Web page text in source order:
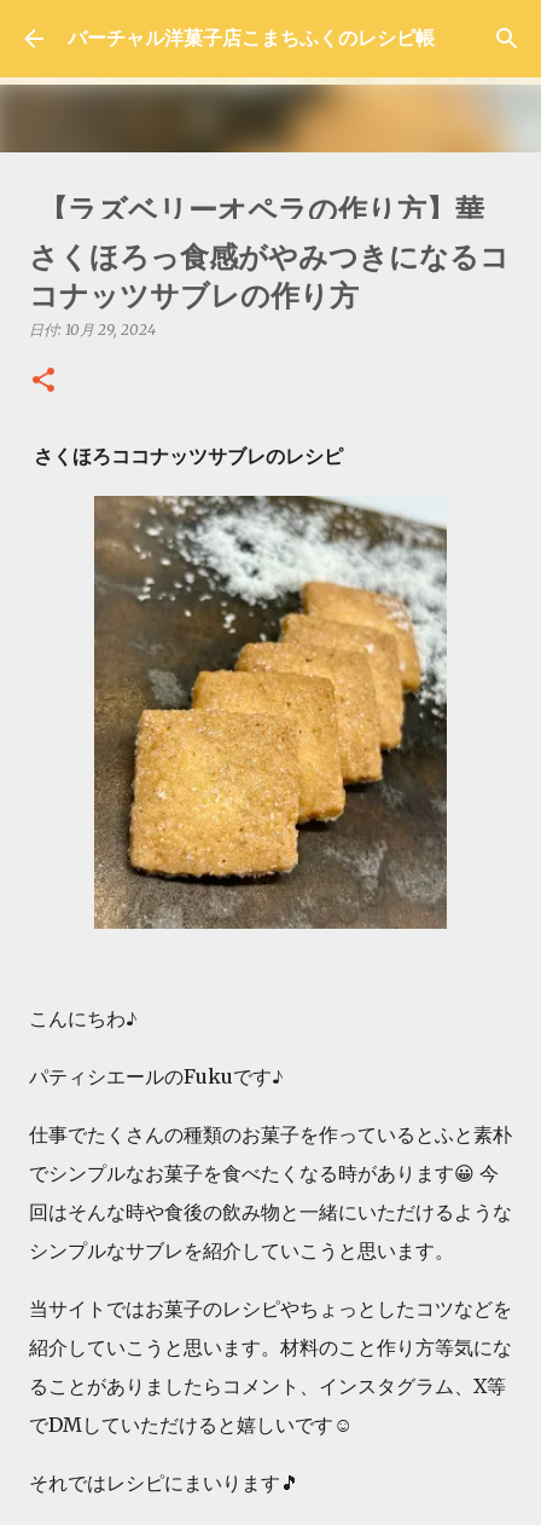
スキップしてメイン コンテンツに移動
バーチャル洋菓子店こまちふくのレシピ帳
【ラズベリーオペラの作り方】華
やかで色鮮やかな本格レシピを紹
介！
日付:10月 05, 2025
さくほろっ食感がやみつきになるコ
コナッツサブレの作り方
日付: 10月 29, 2024
さくほろココナッツサブレのレシピ
こんにちわ♪
パティシエールのFukuです♪
仕事でたくさんの種類のお菓子を作っているとふと素朴
でシンプルなお菓子を食べたくなる時があります😀 今
回はそんな時や食後の飲み物と一緒にいただけるような
シンプルなサブレを紹介していこうと思います。
当サイトではお菓子のレシピやちょっとしたコツなどを
紹介していこうと思います。材料のこと作り方等気にな
ることがありましたらコメント、インスタグラム、X等
でDMしていただけると嬉しいです☺️
それではレシピにまいります🎵